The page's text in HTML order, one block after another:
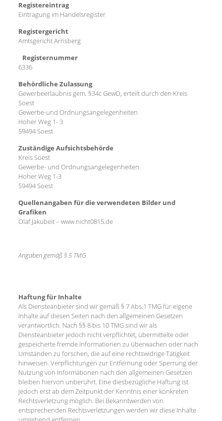
Registereintrag
Eintragung im Handelsregister
Registergericht
Amtsgericht Arnsberg
Registernummer
6336
Behördliche Zulassung
Gewerbeerlaubnis gem. §34c GewO, erteilt durch den Kreis
Soest
Gewerbe-und Ordnungsangelegenheiten
Hoher Weg 1- 3
59494 Soest
Zuständige Aufsichtsbehörde
Kreis Soest
Gewerbe- und Ordnungsangelegenheiten
Hoher Weg 1-3
59494 Soest
Quellenangaben für die verwendeten Bilder und
Grafiken
Olaf Jakubeit – www.nicht0815.de
Angaben gemäß § 5 TMG
Haftung für Inhalte
Als Diensteanbieter sind wir gemäß § 7 Abs.1 TMG für eigene
Inhalte auf diesen Seiten nach den allgemeinen Gesetzen
verantwortlich. Nach §§ 8 bis 10 TMG sind wir als
Diensteanbieter jedoch nicht verpflichtet, übermittelte oder
gespeicherte fremde Informationen zu überwachen oder nach
Umständen zu forschen, die auf eine rechtswidrige Tätigkeit
hinweisen. Verpflichtungen zur Entfernung oder Sperrung der
Nutzung von Informationen nach den allgemeinen Gesetzen
bleiben hiervon unberührt. Eine diesbezügliche Haftung ist
jedoch erst ab dem Zeitpunkt der Kenntnis einer konkreten
Rechtsverletzung möglich. Bei Bekanntwerden von
entsprechenden Rechtsverletzungen werden wir diese Inhalte